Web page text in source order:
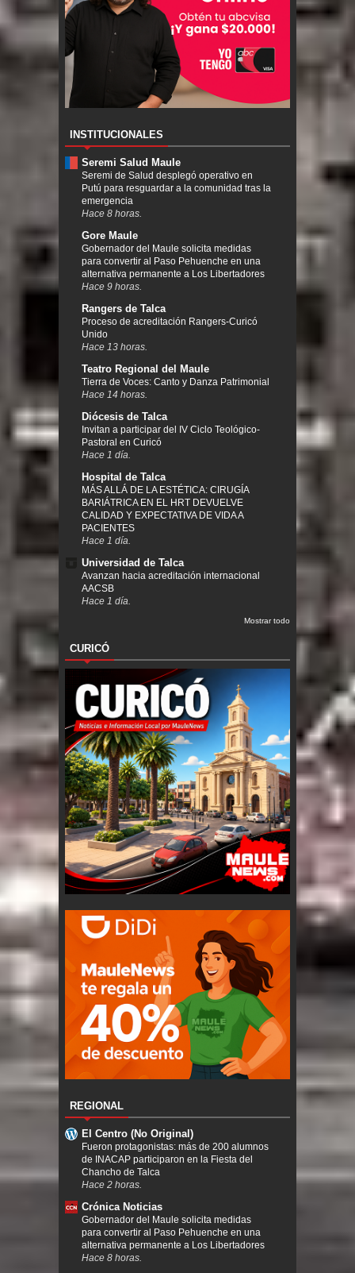
INSTITUCIONALES
Seremi Salud Maule
Seremi de Salud desplegó operativo en
Putú para resguardar a la comunidad tras la
emergencia
Hace 8 horas.
Gore Maule
Gobernador del Maule solicita medidas
para convertir al Paso Pehuenche en una
alternativa permanente a Los Libertadores
Hace 9 horas.
Rangers de Talca
Proceso de acreditación Rangers-Curicó
Unido
Hace 13 horas.
Teatro Regional del Maule
Tierra de Voces: Canto y Danza Patrimonial
Hace 14 horas.
Diócesis de Talca
Invitan a participar del IV Ciclo Teológico-
Pastoral en Curicó
Hace 1 día.
Hospital de Talca
MÁS ALLÁ DE LA ESTÉTICA: CIRUGÍA
BARIÁTRICA EN EL HRT DEVUELVE
CALIDAD Y EXPECTATIVA DE VIDA A
PACIENTES
Hace 1 día.
Universidad de Talca
Avanzan hacia acreditación internacional
AACSB
Hace 1 día.
Mostrar todo
CURICÓ
REGIONAL
El Centro (No Original)
Fueron protagonistas: más de 200 alumnos
de INACAP participaron en la Fiesta del
Chancho de Talca
Hace 2 horas.
Crónica Noticias
Gobernador del Maule solicita medidas
para convertir al Paso Pehuenche en una
alternativa permanente a Los Libertadores
Hace 8 horas.